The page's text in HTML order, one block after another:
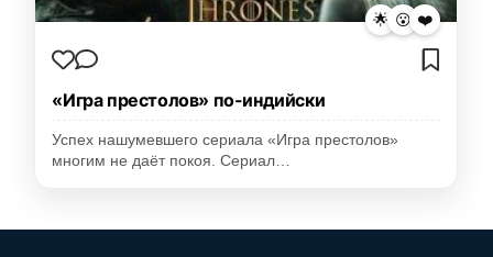
🌟 😮 ❤️
«Игра престолов» по-индийски
Успех нашумевшего сериала «Игра престолов»
многим не даёт покоя. Сериал…